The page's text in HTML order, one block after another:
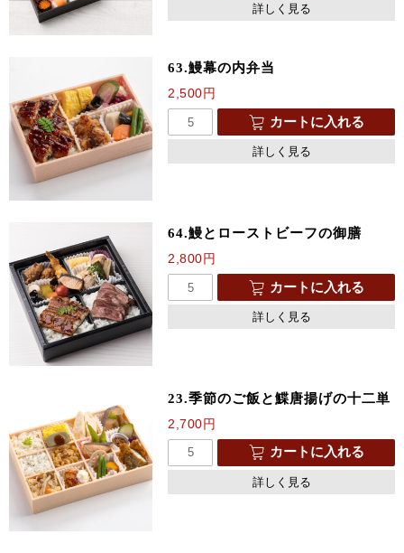
詳しく見る
63.鰻幕の内弁当
2,500円
カートに入れる
詳しく見る
64.鰻とローストビーフの御膳
2,800円
カートに入れる
詳しく見る
23.季節のご飯と鰈唐揚げの十二単
2,700円
カートに入れる
詳しく見る